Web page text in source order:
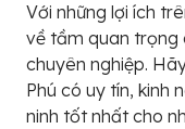
Với những lợi ích
về tầm quan trọng
chuyên nghiệp.
Phú có uy tín, kinh
ninh tốt nhất cho